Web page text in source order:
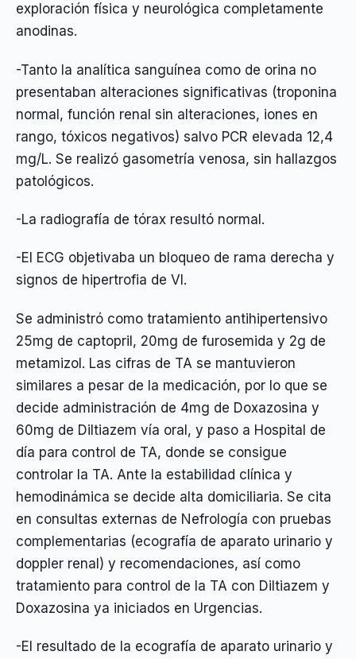
exploración física y neurológica completamente
anodinas.
-Tanto la analítica sanguínea como de orina no
presentaban alteraciones significativas (troponina
normal, función renal sin alteraciones, iones en
rango, tóxicos negativos) salvo PCR elevada 12,4
mg/L. Se realizó gasometría venosa, sin hallazgos
patológicos.
-La radiografía de tórax resultó normal.
-El ECG objetivaba un bloqueo de rama derecha y
signos de hipertrofia de VI.
Se administró como tratamiento antihipertensivo
25mg de captopril, 20mg de furosemida y 2g de
metamizol. Las cifras de TA se mantuvieron
similares a pesar de la medicación, por lo que se
decide administración de 4mg de Doxazosina y
60mg de Diltiazem vía oral, y paso a Hospital de
día para control de TA, donde se consigue
controlar la TA. Ante la estabilidad clínica y
hemodinámica se decide alta domiciliaria. Se cita
en consultas externas de Nefrología con pruebas
complementarias (ecografía de aparato urinario y
doppler renal) y recomendaciones, así como
tratamiento para control de la TA con Diltiazem y
Doxazosina ya iniciados en Urgencias.
-El resultado de la ecografía de aparato urinario y